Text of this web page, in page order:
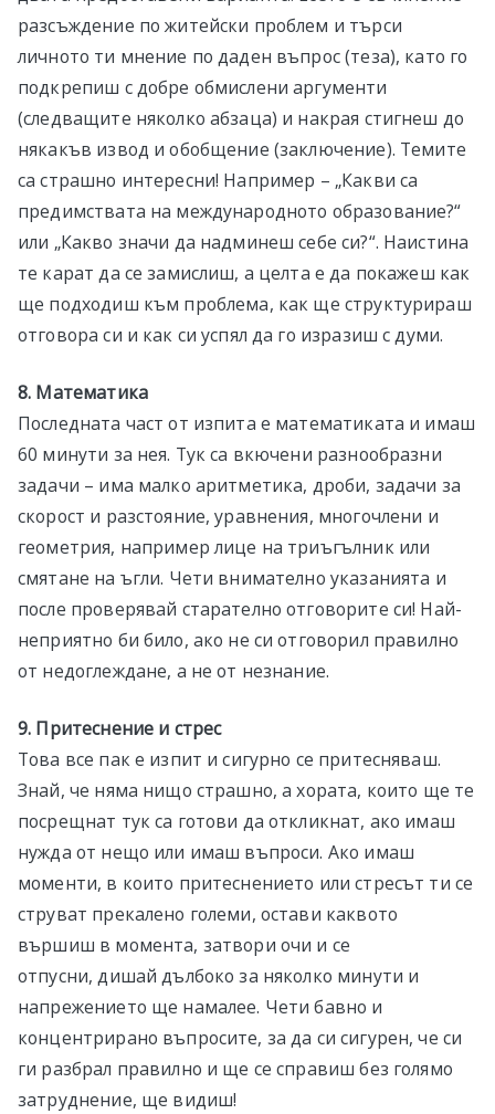
разсъждение по житейски проблем и търси
личното ти мнение по даден въпрос (теза), като го
подкрепиш с добре обмислени аргументи
(следващите няколко абзаца) и накрая стигнеш до
някакъв извод и обобщение (заключение). Темите
са страшно интересни! Например – „Какви са
предимствата на международното образование?“
или „Какво значи да надминеш себе си?“. Наистина
те карат да се замислиш, а целта е да покажеш как
ще подходиш към проблема, как ще структурираш
отговора си и как си успял да го изразиш с думи.
8. Математика
Последната част от изпита е математиката и имаш
60 минути за нея. Тук са вкючени разнообразни
задачи – има малко аритметика, дроби, задачи за
скорост и разстояние, уравнения, многочлени и
геометрия, например лице на триъгълник или
смятане на ъгли. Чети внимателно указанията и
после проверявай старателно отговорите си! Най-
неприятно би било, ако не си отговорил правилно
от недоглеждане, а не от незнание.
9. Притеснение и стрес
Това все пак е изпит и сигурно се притесняваш.
Знай, че няма нищо страшно, а хората, които ще те
посрещнат тук са готови да откликнат, ако имаш
нужда от нещо или имаш въпроси. Ако имаш
моменти, в които притеснението или стресът ти се
струват прекалено големи, остави каквото
вършиш в момента, затвори очи и се
отпусни, дишай дълбоко за няколко минути и
напрежението ще намалее. Чети бавно и
концентрирано въпросите, за да си сигурен, че си
ги разбрал правилно и ще се справиш без голямо
затруднение, ще видиш!